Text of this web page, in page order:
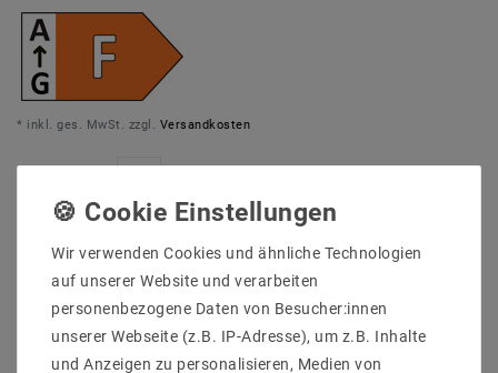
* inkl. ges. MwSt. zzgl. Versandkosten
In den Warenkorb
Wir verwenden Cookies und ähnliche Technologien
auf unserer Website und verarbeiten
personenbezogene Daten von Besucher:innen
unserer Webseite (z.B. IP-Adresse), um z.B. Inhalte
und Anzeigen zu personalisieren, Medien von